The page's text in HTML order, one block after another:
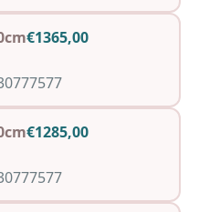
€1365,00
€1285,00